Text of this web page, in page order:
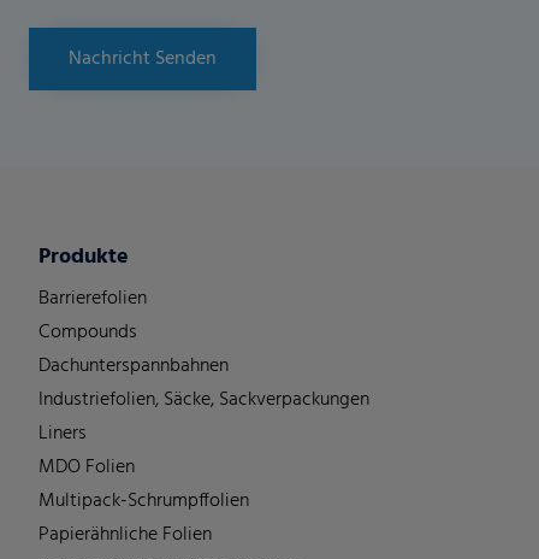
Nachricht Senden
Produkte
Barrierefolien
Compounds
Dachunterspannbahnen
Industriefolien, Säcke, Sackverpackungen
Liners
MDO Folien
Multipack-Schrumpffolien
Papierähnliche Folien